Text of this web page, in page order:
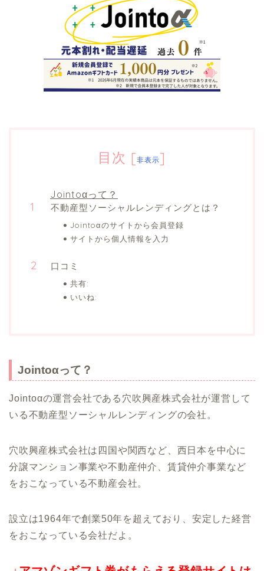
目次 [非表示]
Jointoαって？
不動産型ソーシャルレンディングとは？
Jointoαのサイトから会員登録
サイトから個人情報を入力
口コミ
共有:
いいね:
Jointoαって？
Jointoαの運営会社である穴吹興産株式会社が運営して
いる不動産型ソーシャルレンディングの会社。
穴吹興産株式会社は四国や関西など、西日本を中心に
分譲マンション事業や不動産仲介、賃貸仲介事業など
をおこなっている不動産会社。
設立は1964年で創業50年を超えており、安定した経営
をおこなっている会社だよ。